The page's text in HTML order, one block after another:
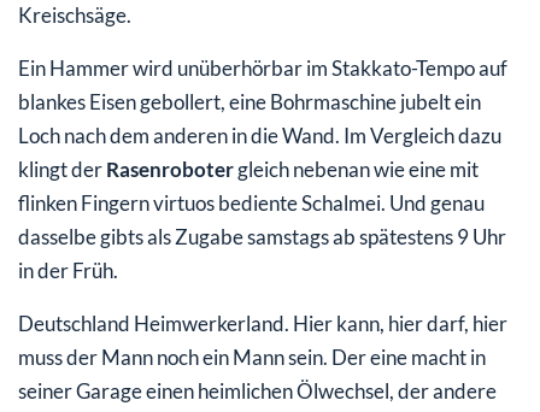
Kreischsäge.
Ein Hammer wird unüberhörbar im Stakkato-Tempo auf
blankes Eisen gebollert, eine Bohrmaschine jubelt ein
Loch nach dem anderen in die Wand. Im Vergleich dazu
klingt derRasenrobotergleich nebenan wie eine mit
flinken Fingern virtuos bediente Schalmei. Und genau
dasselbe gibts als Zugabe samstags ab spätestens 9 Uhr
in der Früh.
Deutschland Heimwerkerland. Hier kann, hier darf, hier
muss der Mann noch ein Mann sein. Der eine macht in
seiner Garage einen heimlichen Ölwechsel, der andere